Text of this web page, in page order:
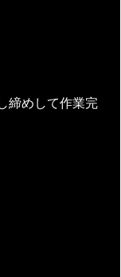
締めして作業完